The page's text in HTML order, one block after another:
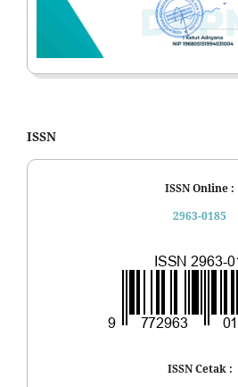
ISSN
ISSN Online :
2963-0185
ISSN Cetak :